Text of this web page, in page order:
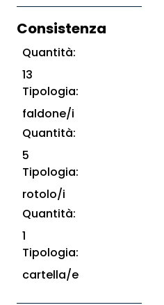
Consistenza
Quantità:
13
Tipologia:
faldone/i
Quantità:
5
Tipologia:
rotolo/i
Quantità:
1
Tipologia:
cartella/e